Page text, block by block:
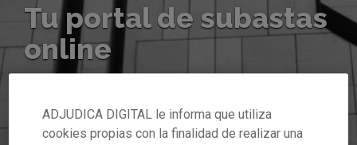
contentTu portal de subastas
online
posibilidades de
ADJUDICA DIGITAL le informa que utiliza
cookies propias con la finalidad de realizar una